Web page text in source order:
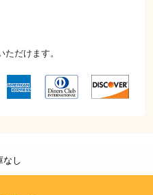
だけます。
なし